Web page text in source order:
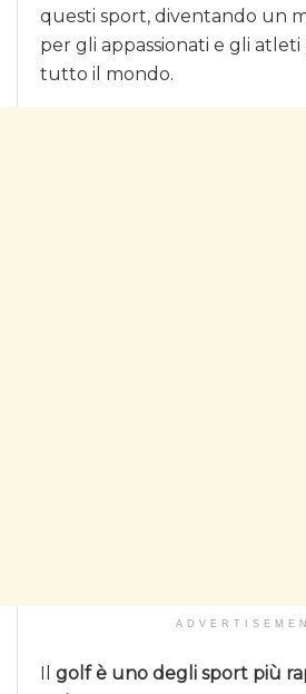
questi sport, diventando un
per gli appassionati e gli atleti
tutto il mondo.
golf è uno degli sport più